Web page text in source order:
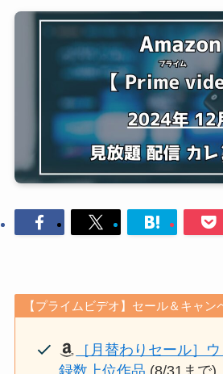
【プライムビデオ】セール＆キャン
［月替わりセール］